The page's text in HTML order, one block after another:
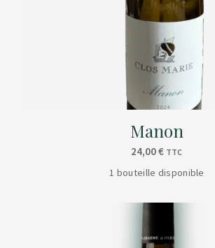
Manon
24,00€ TTC
1 bouteille disponible